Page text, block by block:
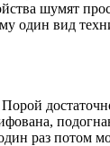
шумят
вид
раз потом